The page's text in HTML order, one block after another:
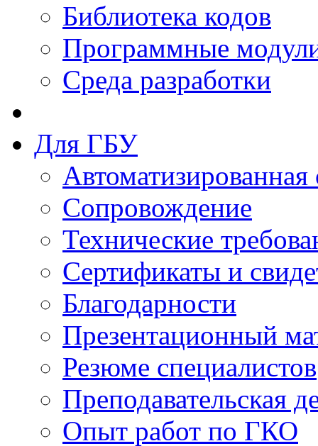
Библиотека кодов
Программные
Среда разработки
Для ГБУ
Сопровождение
Технические
Сертификаты и
Благодарности
Презентационный
Резюме специалистов
Преподавательская
Опыт работ по ГКО